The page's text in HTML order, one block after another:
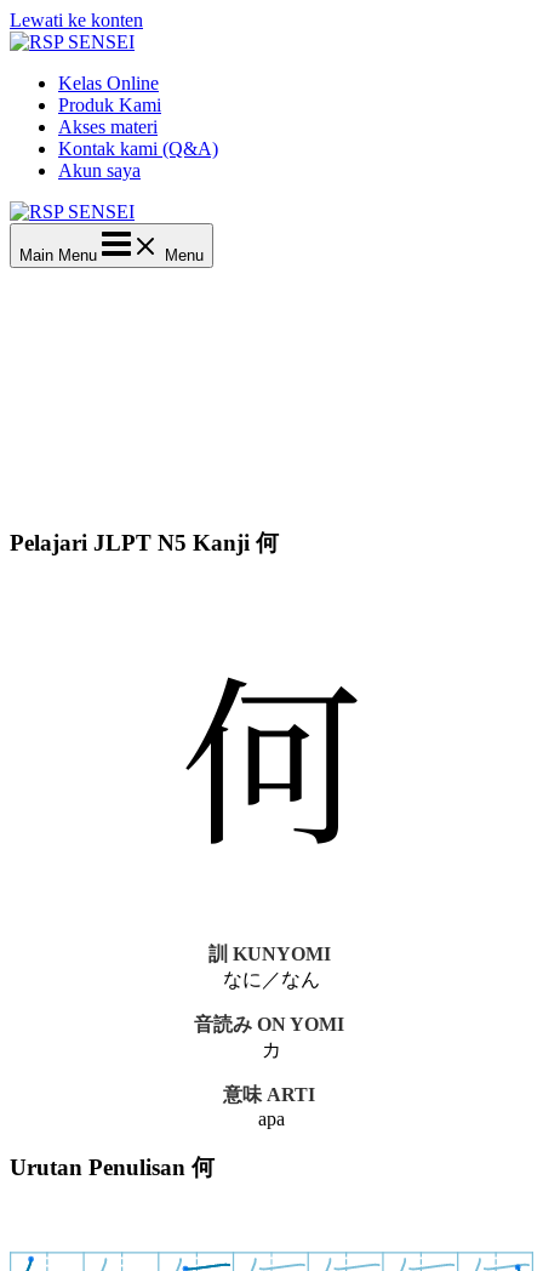
Lewati ke konten
Kelas Online
Produk Kami
Akses materi
Kontak kami (Q&A)
Akun saya
Main Menu Menu
Pelajari JLPT N5 Kanji 何
何
訓 KUNYOMI
なに／なん
音読み ON YOMI
カ
意味 ARTI
apa
Urutan Penulisan 何